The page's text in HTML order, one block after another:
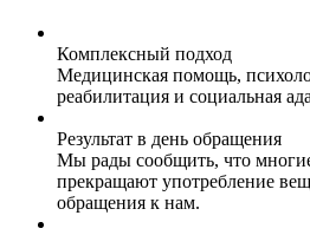
Комплексный подход
Медицинская помощь,
реабилитация и социальная
Результат в день обращения
Мы рады сообщить, что
прекращают употребление
обращения к нам.